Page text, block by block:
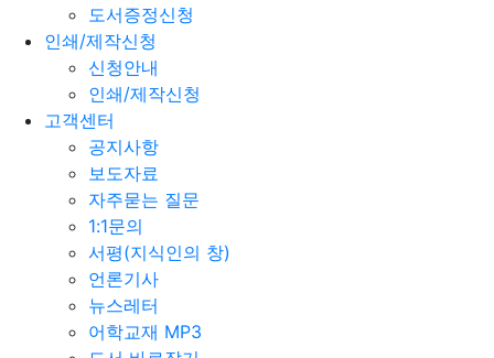
도서증정신청
인쇄/제작신청
신청안내
인쇄/제작신청
고객센터
공지사항
보도자료
자주묻는 질문
1:1문의
서평(지식인의 창)
언론기사
뉴스레터
어학교재 MP3